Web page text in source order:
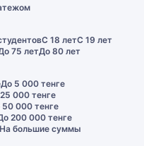
С 18 летС 19 лет
75 летДо 80 лет
До 5 000 тенге
000 тенге
000 тенге
200 000 тенге
На большие суммы